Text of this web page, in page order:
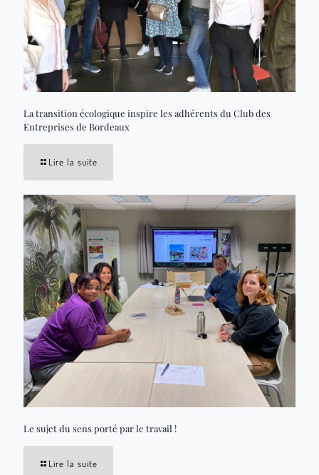
La transition écologique inspire les adhérents du Club des
Entreprises de Bordeaux
Lire la suite
Le sujet du sens porté par le travail !
Lire la suite